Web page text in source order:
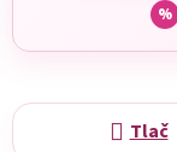
%
Tlač